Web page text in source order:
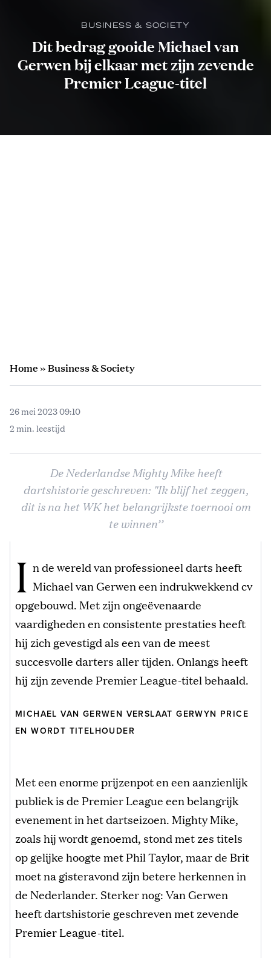
BUSINESS & SOCIETY
Dit bedrag gooide Michael van
Gerwen bij elkaar met zijn zevende
Premier League-titel
Home»Business & Society
26 mei 2023 09:10
2 min. leestijd
De Nederlandse Mighty Mike heeft
dartshistorie geschreven: "Ik blijf het zeggen,
dit is na het WK het belangrijkste toernooi om
te winnen’’
I n de wereld van professioneel darts heeft
Michael van Gerwen een indrukwekkend cv
opgebouwd. Met zijn ongeëvenaarde
vaardigheden en consistente prestaties heeft
hij zich gevestigd als een van de meest
succesvolle darters aller tijden. Onlangs heeft
hij zijn zevende Premier League-titel behaald.
MICHAEL VAN GERWEN VERSLAAT GERWYN PRICE
EN WORDT TITELHOUDER
Met een enorme prijzenpot en een aanzienlijk
publiek is de Premier League een belangrijk
evenement in het dartseizoen. Mighty Mike,
zoals hij wordt genoemd, stond met zes titels
op gelijke hoogte met Phil Taylor, maar de Brit
moet na gisteravond zijn betere herkennen in
de Nederlander. Sterker nog: Van Gerwen
heeft dartshistorie geschreven met zevende
Premier League-titel.